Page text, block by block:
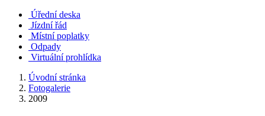
Úřední deska
Jízdní řád
Místní poplatky
Odpady
Virtuální prohlídka
Úvodní stránka
Fotogalerie
2009